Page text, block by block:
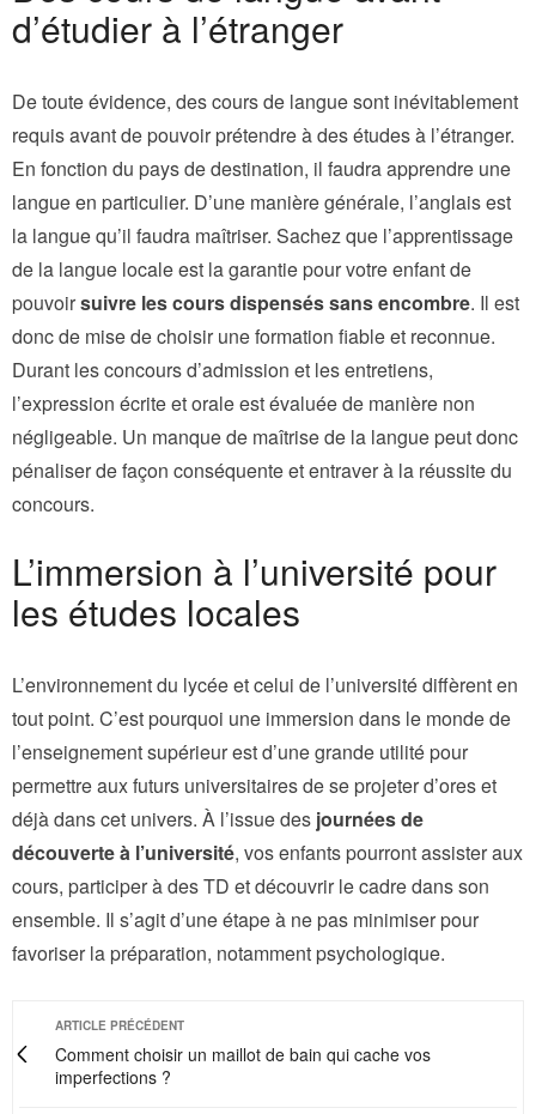
d’étudier à l’étranger
De toute évidence, des cours de langue sont inévitablement
requis avant de pouvoir prétendre à des études à l’étranger.
En fonction du pays de destination, il faudra apprendre une
langue en particulier. D’une manière générale, l’anglais est
la langue qu’il faudra maîtriser. Sachez que l’apprentissage
de la langue locale est la garantie pour votre enfant de
pouvoirsuivre les cours dispensés sans encombre. Il est
donc de mise de choisir une formation fiable et reconnue.
Durant les concours d’admission et les entretiens,
l’expression écrite et orale est évaluée de manière non
négligeable. Un manque de maîtrise de la langue peut donc
pénaliser de façon conséquente et entraver à la réussite du
concours.
L’immersion à l’université pour
les études locales
L’environnement du lycée et celui de l’université diffèrent en
tout point. C’est pourquoi une immersion dans le monde de
l’enseignement supérieur est d’une grande utilité pour
permettre aux futurs universitaires de se projeter d’ores et
déjà dans cet univers. À l’issue des journées de
découverte à l’université, vos enfants pourront assister aux
cours, participer à des TD et découvrir le cadre dans son
ensemble. Il s’agit d’une étape à ne pas minimiser pour
favoriser la préparation, notamment psychologique.
ARTICLE PRÉCÉDENT
Comment choisir un maillot de bain qui cache vos
imperfections ?